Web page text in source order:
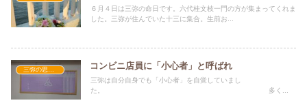
６月４日は三弥の命日です。六代桂文枝一門の方が集まってくれま
した。三弥が住んでいた十三に集合。生前お...
コンビニ店員に「小心者」と呼ばれ
三弥は自分自身でも「小心者」を自覚していまし
た。 多く...